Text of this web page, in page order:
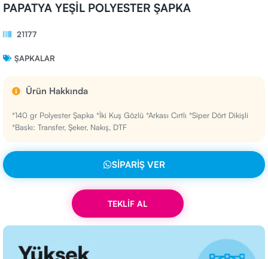
PAPATYA YEŞİL POLYESTER ŞAPKA
21177
ŞAPKALAR
Ürün Hakkında
*140 gr Polyester Şapka *İki Kuş Gözlü *Arkası Cırtlı *Siper Dört Dikişli
*Baskı: Transfer, Şeker, Nakış, DTF
SIPARIŞ VER
TEKLİF AL